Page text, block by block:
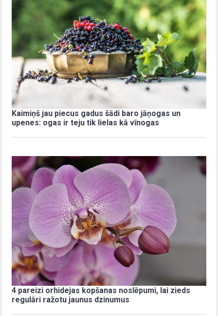
Kaimiņš jau piecus gadus šādi baro jāņogas un
upenes: ogas ir teju tik lielas kā vīnogas
4 pareizi orhidejas kopšanas noslēpumi, lai zieds
regulāri ražotu jaunus dzinumus